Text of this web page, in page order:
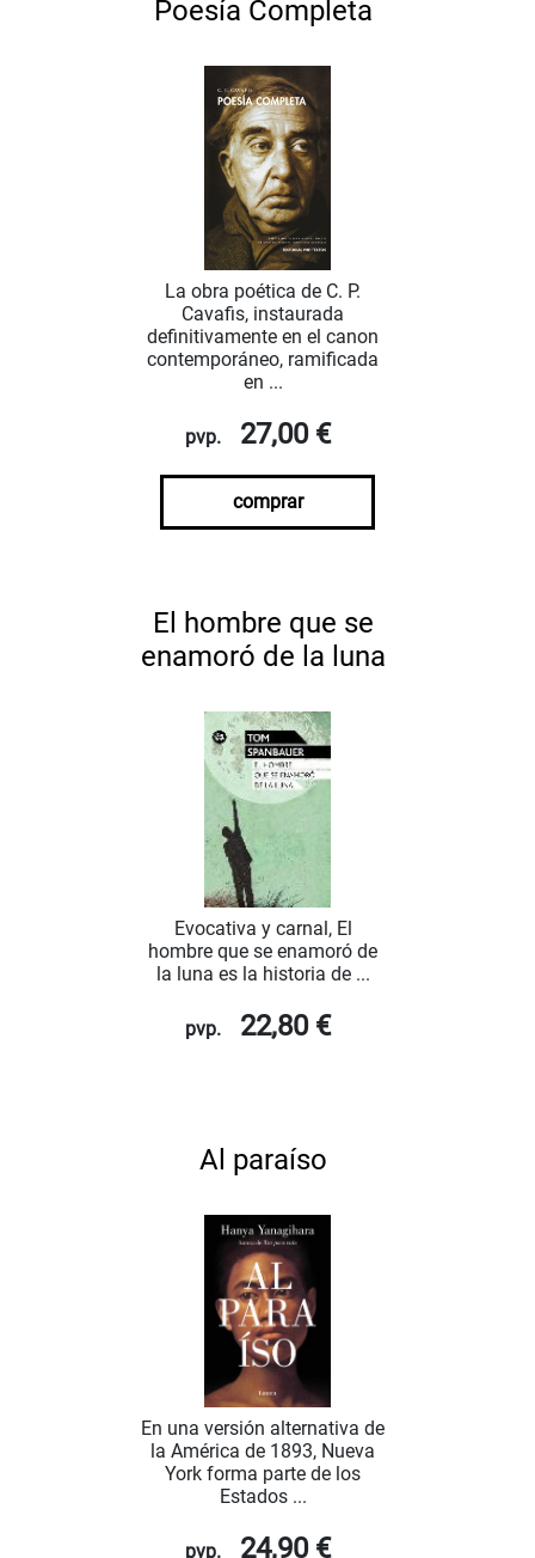
Poesía Completa
La obra poética de C. P.
Cavafis, instaurada
definitivamente en el canon
contemporáneo, ramificada
en ...
pvp. 27,00 €
comprar
El hombre que se
enamoró de la luna
Evocativa y carnal, El
hombre que se enamoró de
la luna es la historia de ...
pvp. 22,80 €
Al paraíso
En una versión alternativa de
la América de 1893, Nueva
York forma parte de los
Estados ...
pvp. 24,90 €